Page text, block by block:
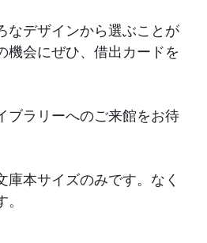
なデザインから選ぶことが
機会にぜひ、借出カードを
ブラリーへのご来館をお待
本サイズのみです。なく